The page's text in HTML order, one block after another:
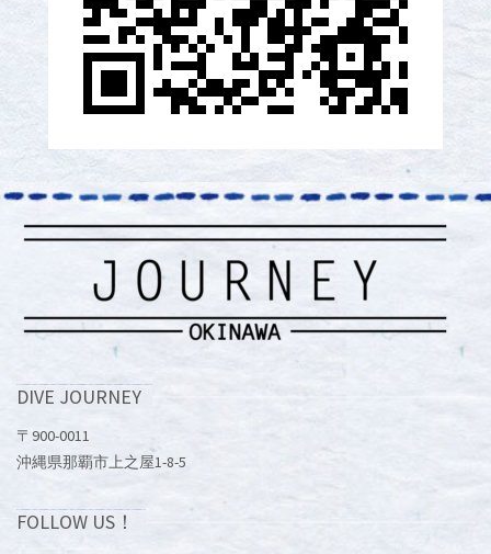
DIVE JOURNEY
〒900-0011
沖縄県那覇市上之屋1-8-5
FOLLOW US！